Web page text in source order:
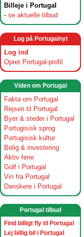
Billeje i Portugal
- se aktuelle tilbud
Log på Portugalnyt
Log ind
Opret Portugal-profil
Viden om Portugal
Fakta om Portugal
Rejsen til Portugal
Byer & steder i Portugal
Portugisisk sprog
Portugisisk kultur
Bolig & investering
Aktiv ferie
Golf i Portugal
Vin fra Portugal
Danskere i Portugal
Portugal tilbud
Find billigt fly til Portugal
Lej billig bil i Portugal